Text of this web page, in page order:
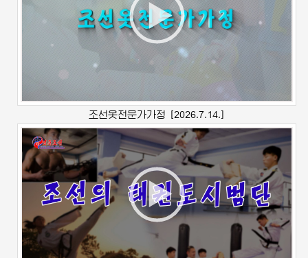
조선옷전문가가정 [2026.7.14.]